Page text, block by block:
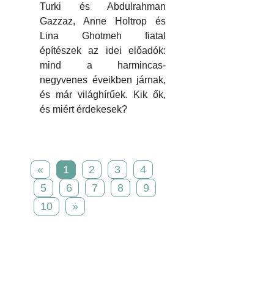
Turki és Abdulrahman
Gazzaz, Anne Holtrop és
Lina Ghotmeh fiatal
építészek az idei előadók:
mind a harmincas-
negyvenes éveikben járnak,
és már világhírűek. Kik ők,
és miért érdekesek?
« 1 2 3
4
5
6 7 8
9
10
»